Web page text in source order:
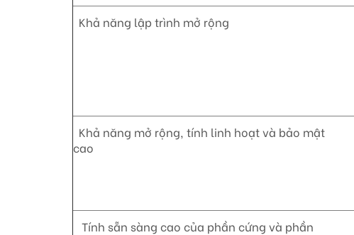
Khả năng lập trình mở rộng
Khả năng mở rộng, tính linh hoạt và bảo mật
cao
Tính sẵn sàng cao của phần cứng và phần